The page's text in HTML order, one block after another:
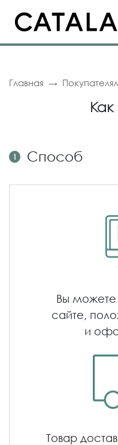
Главная
Как
1 Способ
Вы можете
сайте,
и
Товар